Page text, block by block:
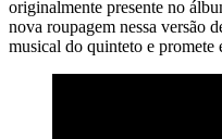
originalmente presente no
nova roupagem nessa versão
musical do quinteto e promete